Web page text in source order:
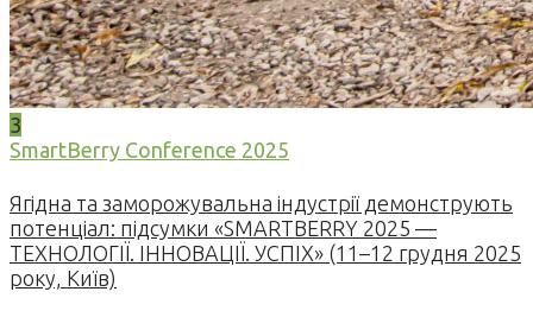
3
SmartBerry Conference 2025
Ягідна та заморожувальна індустрії демонструють
потенціал: підсумки «SMARTBERRY 2025 —
ТЕХНОЛОГІЇ. ІННОВАЦІЇ. УСПІХ» (11–12 грудня 2025
року, Київ)